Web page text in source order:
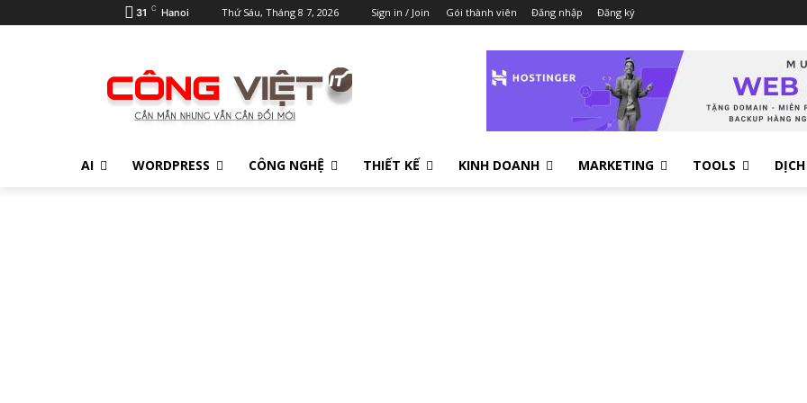
31 C Hanoi Thứ Sáu, Tháng 8 7, 2026 Sign in / Join Gói thành viên Đăng nhập Đăng ký
AI WORDPRESS CÔNG NGHỆ THIẾT KẾ KINH DOANH MARKETING TOOLS